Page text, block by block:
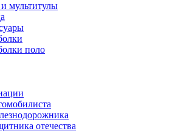
мультитулы
поло
отечества